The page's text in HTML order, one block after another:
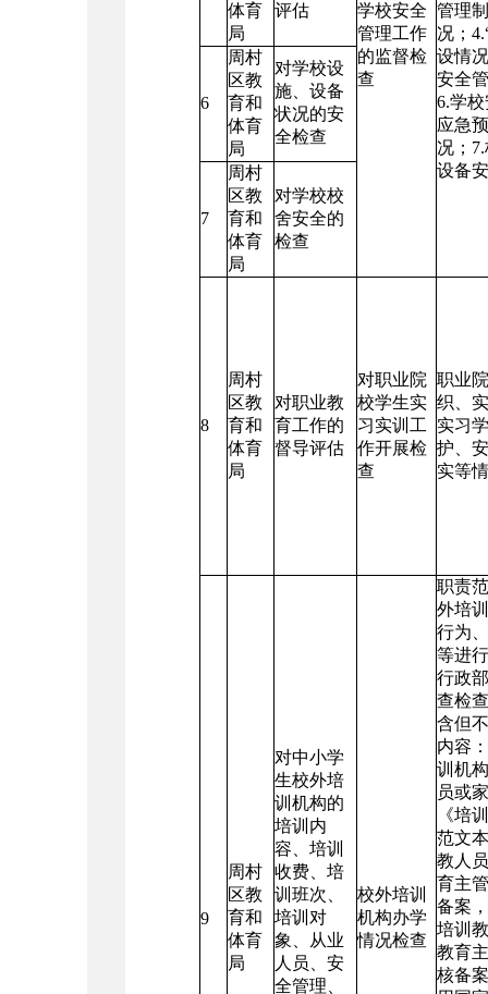
学校安全
管理工作
的监督检
查
管理
况；
设情
安全
6.学
应急
况；
设备
体育
局
评估
6
周村
区教
育和
体育
局
对学校设
施、设备
状况的安
全检查
7
周村
区教
育和
体育
局
对学校校
舍安全的
检查
8
周村
区教
育和
体育
局
对职业教
育工作的
督导评估
对职业院
校学生实
习实训工
作开展检
查
职业
织、
实习
护、
实等
9
周村
区教
育和
体育
局
对中小学
生校外培
训机构的
培训内
容、培训
收费、培
训班次、
培训对
象、从业
人员、安
全管理、
校外培训
机构办学
情况检查
职责
外培
行为
等进
行政
查检
含但
内容
训机
员或
《培
范文
教人
育主
备案
培训
教育
核备